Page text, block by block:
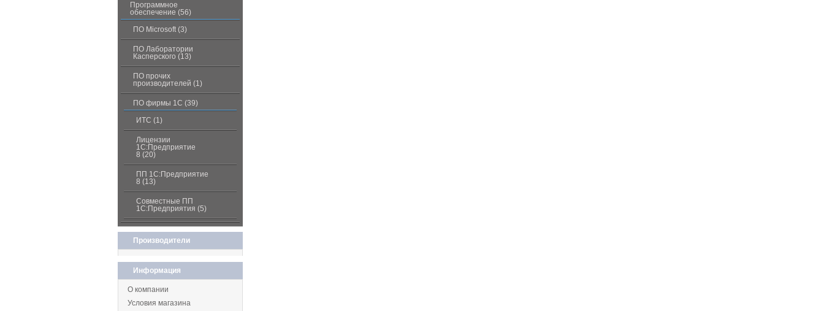
Программное
обеспечение (56)
ПО Microsoft (3)
ПО Лаборатории
Касперского (13)
ПО прочих
производителей (1)
ПО фирмы 1С (39)
ИТС (1)
Лицензии
1С:Предприятие
8 (20)
ПП 1С:Предприятие
8 (13)
Совместные ПП
1С:Предприятия (5)
Производители
Информация
О компании
Условия магазина